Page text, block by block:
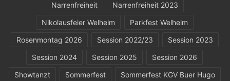
Narrenfreiheit
Narrenfreiheit 2023
Nikolausfeier Welheim
Parkfest Welheim
Rosenmontag 2026
Session 2022/23
Session 2023
Session 2024
Session 2025
Session 2026
Showtanzt
Sommerfest Sommerfest KGV Buer Hugo